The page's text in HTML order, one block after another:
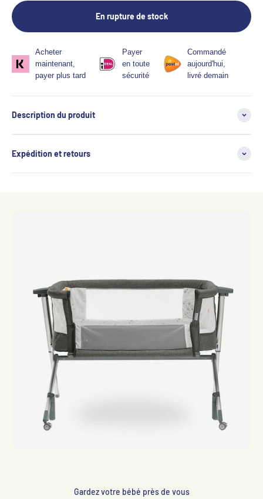
En rupture de stock
Acheter
maintenant,
payer plus tard
Payer
en toute
sécurité
Commandé
aujourd'hui,
livré demain
Description du produit
Expédition et retours
Gardez votre bébé près de vous